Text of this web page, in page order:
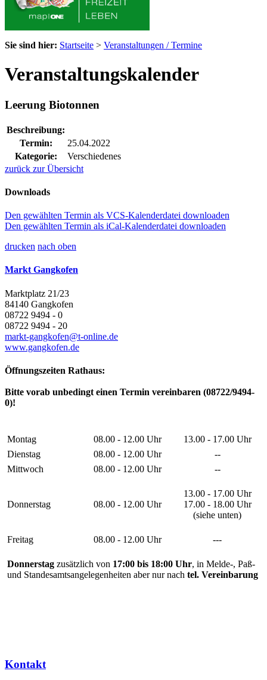
Sie sind hier: Startseite > Veranstaltungen / Termine
Veranstaltungskalender
Leerung Biotonnen
Beschreibung:
Termin:
25.04.2022
Kategorie:
Verschiedenes
zurück zur Übersicht
Downloads
Den gewählten Termin als VCS-Kalenderdatei downloaden
Den gewählten Termin als iCal-Kalenderdatei downloaden
drucken nach oben
Markt Gangkofen
Marktplatz 21/23
84140 Gangkofen
08722 9494 - 0
08722 9494 - 20
markt-gangkofen@t-online.de
www.gangkofen.de
Öffnungszeiten Rathaus:
Bitte vorab unbedingt einen Termin vereinbaren (08722/9494-
0)!
Montag 08.00 - 12.00 Uhr
13.00 - 17.00 Uhr
Dienstag
08.00 - 12.00 Uhr
--
Mittwoch
08.00 - 12.00 Uhr --
Donnerstag 08.00 - 12.00 Uhr
13.00 - 17.00 Uhr
17.00 - 18.00 Uhr
(siehe unten)
Freitag 08.00 - 12.00 Uhr ---
Donnerstag zusätzlich von 17:00 bis 18:00 Uhr, in Melde-, Paß-
und Standesamtsangelegenheiten aber nur nach tel. Vereinbarung
Kontakt